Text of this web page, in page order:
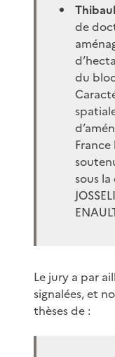
de
du
France
sous
Le jury a par
signalées, et
thèses de :